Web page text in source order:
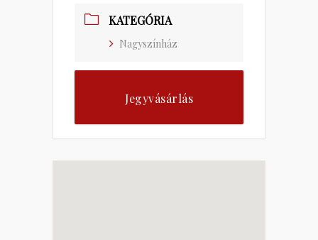
KATEGÓRIA
Nagyszínház
Jegyvásárlás